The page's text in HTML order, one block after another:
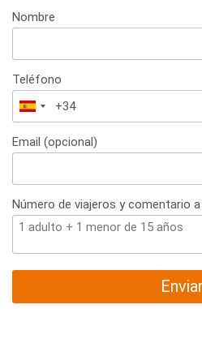
Nombre
Teléfono
España
+34
Email (opcional)
Número de viajeros y comentario
Enviar